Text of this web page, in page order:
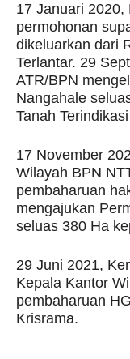
17 Januari 2020,
permohonan
dikeluarkan dari
Terlantar. 29
ATR/BPN
Nangahale
Tanah
17 November
Wilayah BPN
pembaharuan
mengajukan
seluas 380 Ha
29 Juni 2021,
Kepala Kantor
pembaharuan
Krisrama.